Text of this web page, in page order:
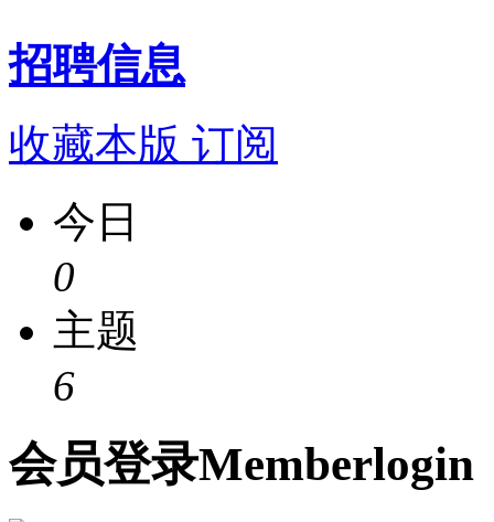
招聘信息
收藏本版 订阅
今日
0
主题
6
会员登录Memberlogin